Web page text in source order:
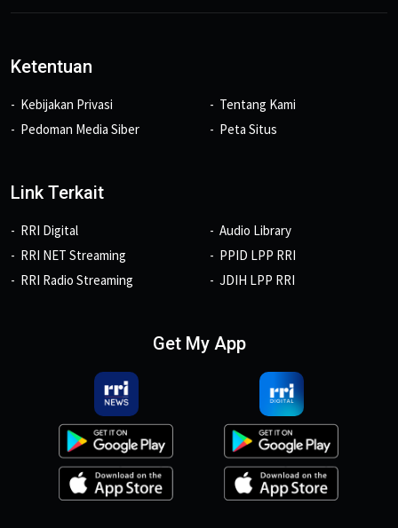
Ketentuan
Kebijakan Privasi
Pedoman Media Siber
Tentang Kami
Peta Situs
Link Terkait
RRI Digital
RRI NET Streaming
RRI Radio Streaming
Audio Library
PPID LPP RRI
JDIH LPP RRI
Get My App